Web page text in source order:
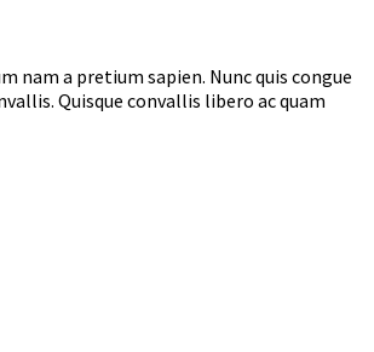
a pretium sapien. Nunc quis congue
Quisque convallis libero ac quam